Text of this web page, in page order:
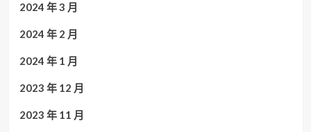
2024 年 3 月
2024 年 2 月
2024 年 1 月
2023 年 12 月
2023 年 11 月